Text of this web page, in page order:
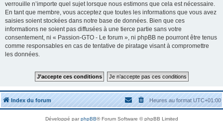
verrouille n’importe quel sujet lorsque nous estimons que cela est nécessaire.
En tant que membre, vous acceptez que toutes les informations que vous avez
saisies soient stockées dans notre base de données. Bien que ces
informations ne soient pas diffusées à une tierce partie sans votre
consentement, ni « Passion-GTO - Le forum », ni phpBB ne pourront être tenus
comme responsables en cas de tentative de piratage visant à compromettre
les données.
Index du forum Heures au formatUTC+01:00
Développé parphpBB® Forum Software © phpBB Limited